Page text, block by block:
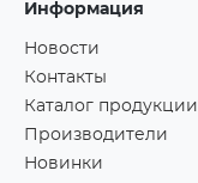
Информация
Новости
Контакты
Каталог продукции
Производители
Новинки